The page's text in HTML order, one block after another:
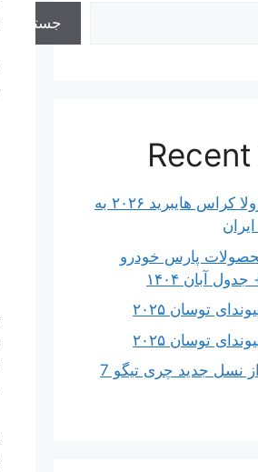
جستجو
ورود تویوتا کرولا کراس هایبرید ۲۰۲۶ به
پارس خودرو
آبان ۱۴۰۴
توسان ۲۰۲۵
توسان ۲۰۲۵
اولین تصاویر از نسل جدید چری تیگو 7